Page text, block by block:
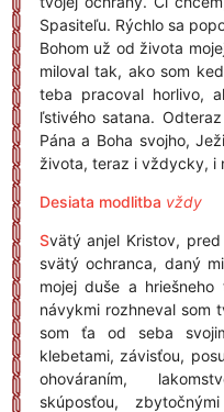
Spasiteľu. Rýchlo sa
Bohom už od života
miloval tak, ako som
teba pracoval horlivo,
ľstivého satana.
Pána a Boha svojho,
života, teraz i vždycky, i
Desiata modlitba vždy
Svätý anjel Kristov,
svätý ochranca, daný
mojej duše a
návykmi rozhneval som
som ťa od seba
klebetami, závisťou,
ohováraním,
skúposťou,